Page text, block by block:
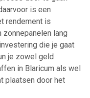
is een
rendement is
lang
die je gaat
je zowel geld
in Blaricum als wel
plaatsen door het